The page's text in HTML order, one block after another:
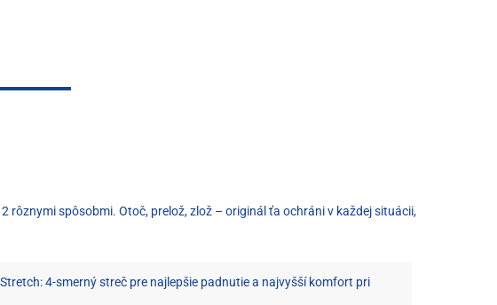
rôznymi spôsobmi. Otoč, prelož, zlož – originál ťa ochráni v každej situácii,
4-smerný streč pre najlepšie padnutie a najvyšší komfort pri